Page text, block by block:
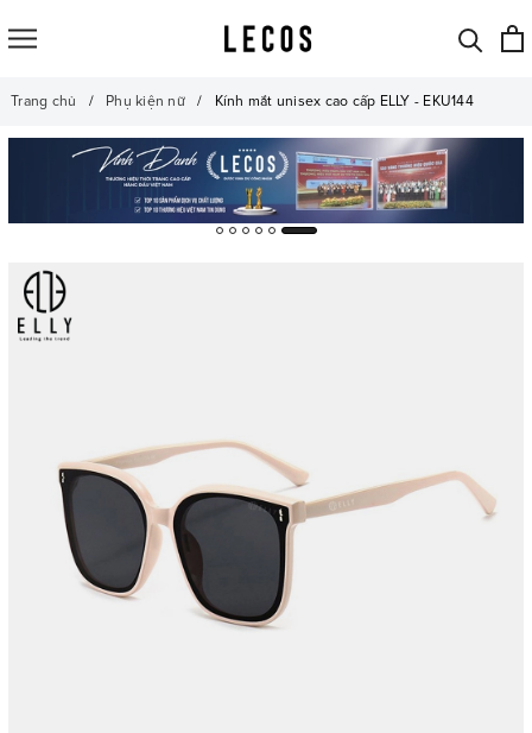
Trang chủ Phụ kiện nữ Kính mắt unisex cao cấp ELLY - EKU144